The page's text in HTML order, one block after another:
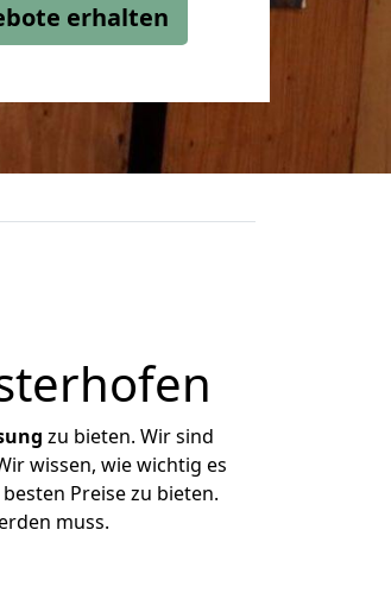
erhalten
zu bieten. Wir sind
wissen, wie wichtig es
Preise zu bieten.
muss.